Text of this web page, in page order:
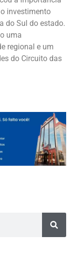
investimento
do Sul do estado.
uma
regional e um
do Circuito das